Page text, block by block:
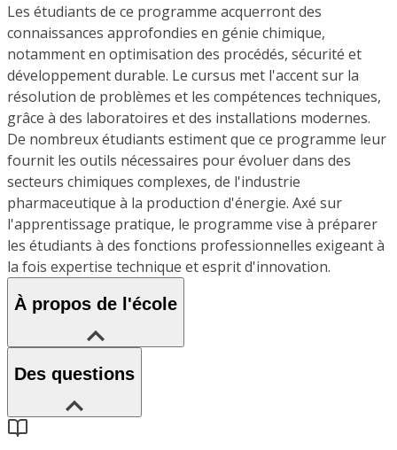
Les étudiants de ce programme acquerront des
connaissances approfondies en génie chimique,
notamment en optimisation des procédés, sécurité et
développement durable. Le cursus met l'accent sur la
résolution de problèmes et les compétences techniques,
grâce à des laboratoires et des installations modernes.
De nombreux étudiants estiment que ce programme leur
fournit les outils nécessaires pour évoluer dans des
secteurs chimiques complexes, de l'industrie
pharmaceutique à la production d'énergie. Axé sur
l'apprentissage pratique, le programme vise à préparer
les étudiants à des fonctions professionnelles exigeant à
la fois expertise technique et esprit d'innovation.
À propos de l'école
Des questions